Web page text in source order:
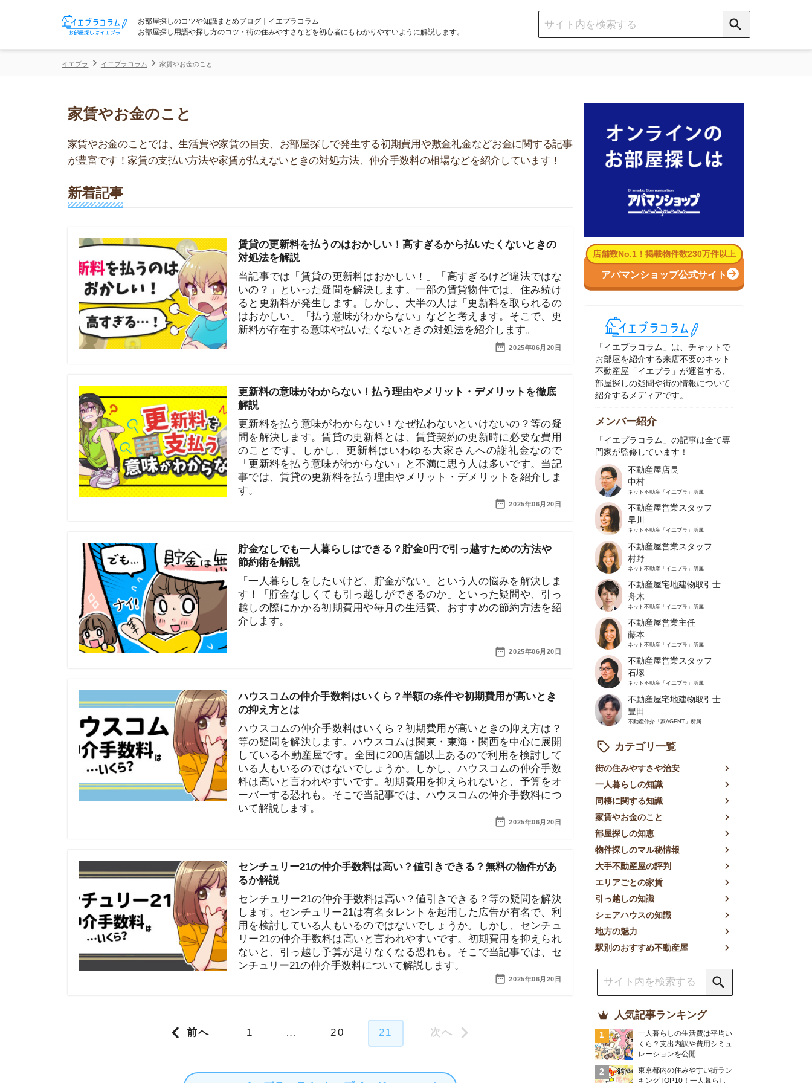
お部屋探しのコツや知識まとめブログ｜イエプラコラム
お部屋探し用語や探し方のコツ・街の住みやすさなどを初心者にもわかりやすいように解説します。
が豊富です！家賃の支払い方法や家賃が払えないときの対処方法、仲介手数料の相場などを紹介しています！
2025年06月20日
当記事では「賃貸の更新料はおかしい！」「高すぎるけど違法ではな
いの？」といった疑問を解決します。一部の賃貸物件では、住み続け
ると更新料が発生します。しかし、大半の人は「更新料を取られるの
はおかしい」「払う意味がわからない」などと考えます。そこで、更
新料が存在する意味や払いたくないときの対処法を紹介します。
2025年06月20日
更新料の意味がわからない！払う理由やメリット・デメリットを徹底
問を解決します。賃貸の更新料とは、賃貸契約の更新時に必要な費用
のことです。しかし、更新料はいわゆる大家さんへの謝礼金なので
「更新料を払う意味がわからない」と不満に思う人は多いです。当記
事では、賃貸の更新料を払う理由やメリット・デメリットを紹介しま
す。
2025年06月20日
貯金なしでも一人暮らしはできる？貯金0円で引っ越すための方法や
節約術を解説
介します。
2025年06月20日
ハウスコムの仲介手数料はいくら？半額の条件や初期費用が高いとき
の抑え方とは
ハウスコムの仲介手数料はいくら？初期費用が高いときの抑え方は？
等の疑問を解決します。ハウスコムは関東・東海・関西を中心に展開
料は高いと言われやすいです。初期費用を抑えられないと、予算をオ
ーバーする恐れも。そこで当記事では、ハウスコムの仲介手数料につ
いて解説します。
2025年06月20日
センチュリー21の仲介手数料は高い？値引きできる？無料の物件があ
るか解説
センチュリー21の仲介手数料は高い？値引きできる？等の疑問を解決
します。センチュリー21は有名タレントを起用した広告が有名で、利
用を検討している人もいるのではないでしょうか。しかし、センチュ
Posts navigation 1 … 20 21
イエプラコラム トップページへ
アパマンショップ公式サイト
「イエプラコラム」は、チャットで
お部屋を紹介する来店不要のネット
不動産屋「イエプラ」が運営する、
部屋探しの疑問や街の情報について
紹介するメディアです。
「イエプラコラム」の記事は全て専
門家が監修しています！
中村
ネット不動産 「イエプラ」所属
不動産屋営業スタッフ
早川
ネット不動産 「イエプラ」所属
不動産屋営業スタッフ
ネット不動産 「イエプラ」所属
不動産屋宅地建物取引士
「イエプラ」所属
不動産屋営業主任
「イエプラ」所属
不動産屋営業スタッフ
石塚
ネット不動産 「イエプラ」所属
不動産屋宅地建物取引士
「家AGENT」所属
カテゴリ一覧
街の住みやすさや治安
一人暮らしの知識
家賃やお金のこと
部屋探しの知恵
物件探しのマル秘情報
大手不動産屋の評判
エリアごとの家賃
引っ越しの知識
地方の魅力
駅別のおすすめ不動産屋
人気記事ランキング
1 一人暮らしの生活費は平均い
レーションを公開
2 東京都内の住みやすい街ラン
3 【2026年】賃貸サイトおす
物件探しサイトを比較検証
おすすめの良い不動産屋ラン
キングTOP10！プロが賃貸
仲介業者を徹底比較
部屋探しアプリ全27社徹底
比較！物件探しアプリランキ
賃貸の家賃保証会社で審査が